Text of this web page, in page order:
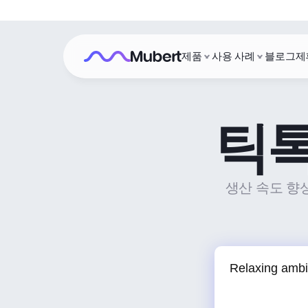
틱
생산 속도 향
제품 사용 사례 블로그제